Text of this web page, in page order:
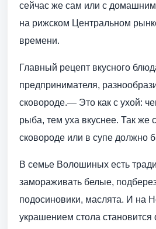
сейчас же сам или с
на рижском Центральном
времени.
Главный рецепт вкусного
предпринимателя,
сковороде.— Это как с ухой:
рыба, тем уха вкуснее. Так же
сковороде или в супе должно
В семье Волошиных есть
замораживать белые,
подосиновики, маслята. И на
украшением стола